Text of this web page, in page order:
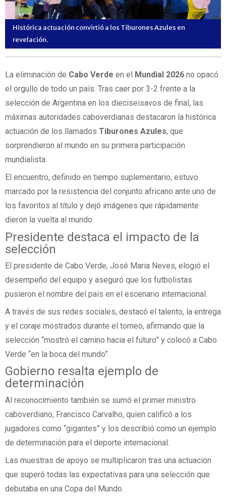
Histórica actuación convirtió a los Tiburones Azules en
revelación.
La eliminación de Cabo Verde en el Mundial 2026 no opacó
el orgullo de todo un país. Tras caer por 3-2 frente a la
selección de Argentina en los dieciseisavos de final, las
máximas autoridades caboverdianas destacaron la histórica
actuación de los llamados Tiburones Azules, que
sorprendieron al mundo en su primera participación
mundialista.
El encuentro, definido en tiempo suplementario, estuvo
marcado por la resistencia del conjunto africano ante uno de
los favoritos al título y dejó imágenes que rápidamente
dieron la vuelta al mundo.
Presidente destaca el impacto de la
selección
El presidente de Cabo Verde, José Maria Neves, elogió el
desempeño del equipo y aseguró que los futbolistas
pusieron el nombre del país en el escenario internacional.
A través de sus redes sociales, destacó el talento, la entrega
y el coraje mostrados durante el torneo, afirmando que la
selección “mostró el camino hacia el futuro” y colocó a Cabo
Verde “en la boca del mundo”.
Gobierno resalta ejemplo de
determinación
Al reconocimiento también se sumó el primer ministro
caboverdiano, Francisco Carvalho, quien calificó a los
jugadores como “gigantes” y los describió como un ejemplo
de determinación para el deporte internacional.
Las muestras de apoyo se multiplicaron tras una actuación
que superó todas las expectativas para una selección que
debutaba en una Copa del Mundo.